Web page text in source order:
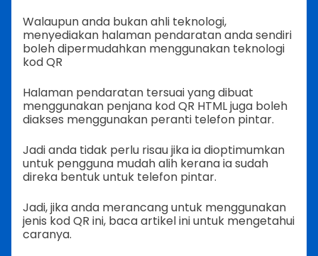
Walaupun anda bukan ahli teknologi,
menyediakan halaman pendaratan anda sendiri
boleh dipermudahkan menggunakan teknologi
kod QR
Halaman pendaratan tersuai yang dibuat
menggunakan penjana kod QR HTML juga boleh
diakses menggunakan peranti telefon pintar.
Jadi anda tidak perlu risau jika ia dioptimumkan
untuk pengguna mudah alih kerana ia sudah
direka bentuk untuk telefon pintar.
Jadi, jika anda merancang untuk menggunakan
jenis kod QR ini, baca artikel ini untuk mengetahui
caranya.